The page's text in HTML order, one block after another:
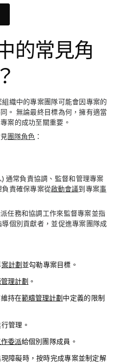
的常見角
織中的專案團隊可能會因專案的
。 無論最終目標為何，擁有適當
案的成功至關重要。
團隊角色 ：
通常負責協調、監督和管理專案
負責確保專案從啟動會議到專案事
任務和協調工作來監督專案並指
個別貢獻者，並促進專案團隊成
案計劃 並勾勒專案目標。
理計劃 。
維持在範疇管理計劃 中定義的限制
管理。
委派給個別團隊成員。
障礙時，按時完成專案並制定解